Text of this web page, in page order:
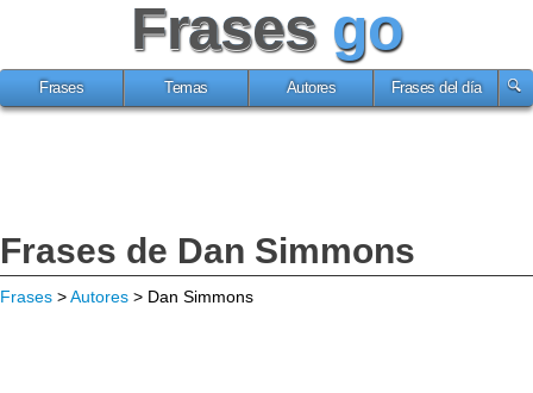
Frases go
Frases Temas Autores Frases del día
Frases de Dan Simmons
Frases >Autores > Dan Simmons